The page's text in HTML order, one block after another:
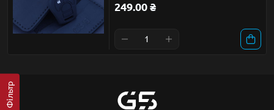
Фільтр
249.00 ₴